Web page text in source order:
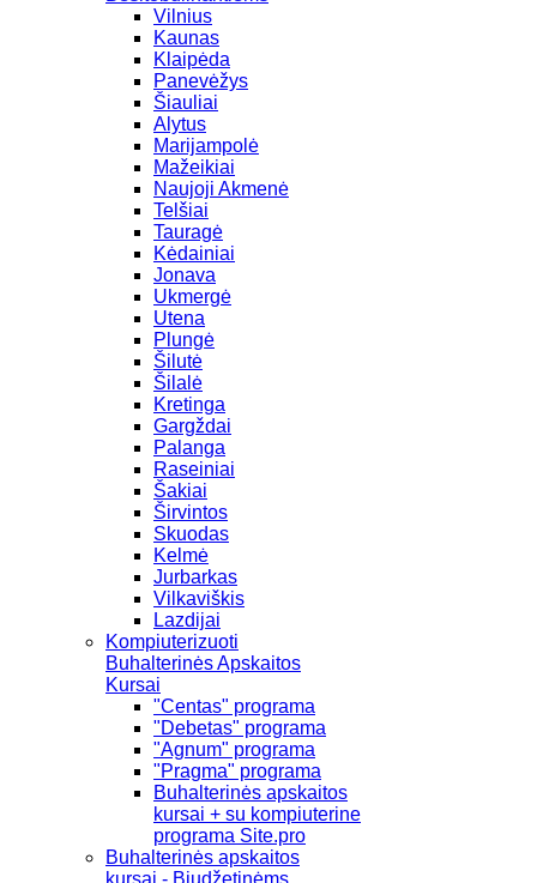
Vilnius
Kaunas
Klaipėda
Panevėžys
Šiauliai
Alytus
Marijampolė
Mažeikiai
Naujoji Akmenė
Telšiai
Tauragė
Kėdainiai
Jonava
Ukmergė
Utena
Plungė
Šilutė
Šilalė
Kretinga
Gargždai
Palanga
Raseiniai
Šakiai
Širvintos
Skuodas
Kelmė
Jurbarkas
Vilkaviškis
Lazdijai
Kompiuterizuoti
Buhalterinės Apskaitos
Kursai
"Centas" programa
"Debetas" programa
"Agnum" programa
"Pragma" programa
Buhalterinės apskaitos
kursai + su kompiuterine
programa Site.pro
Buhalterinės apskaitos